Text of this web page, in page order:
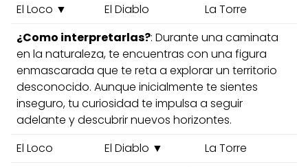
El Loco ▼
El Diablo
La Torre
¿Como interpretarlas?: Durante una caminata
en la naturaleza, te encuentras con una figura
enmascarada que te reta a explorar un territorio
desconocido. Aunque inicialmente te sientes
inseguro, tu curiosidad te impulsa a seguir
adelante y descubrir nuevos horizontes.
El Loco
El Diablo ▼
La Torre